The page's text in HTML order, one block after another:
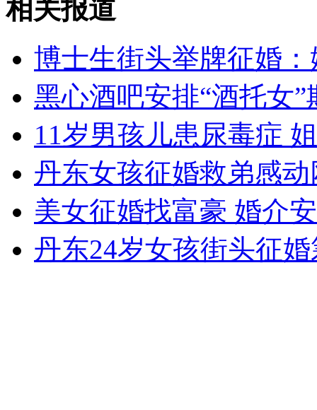
山西运城恶犬咬伤多人 警民合力深夜将其击毙
女孩北京地铁殴打老人 痛下狠手拳打脚踢
无痛分娩是否安全 医生回应
外交部：反对强权政治霸凌主义
相关报道
博士生街头举牌征婚
黑心酒吧安排“酒托女
11岁男孩儿患尿毒症
丹东女孩征婚救弟感
美女征婚找富豪 婚介
丹东24岁女孩街头征